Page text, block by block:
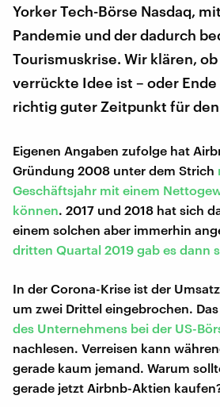
Yorker Tech-Börse Nasdaq,
Pandemie und der dadurch
Tourismuskrise. Wir klären,
verrückte Idee ist – oder
richtig guter Zeitpunkt für
Eigenen Angaben zufolge hat
Gründung 2008 unter dem Strich
Geschäftsjahr mit einem
können. 2017 und 2018 hat sich
einem solchen aber immerhin
dritten Quartal 2019 gab es dann
In der Corona-Krise ist der
um zwei Drittel eingebrochen.
des Unternehmens bei der US-
nachlesen. Verreisen kann
gerade kaum jemand. Warum
gerade jetzt Airbnb-Aktien